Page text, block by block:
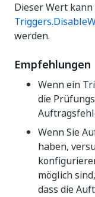
Dieser Wert
werden.
Empfehlungen
Wenn ein
die
Wenn Sie
haben,
möglich
dass die